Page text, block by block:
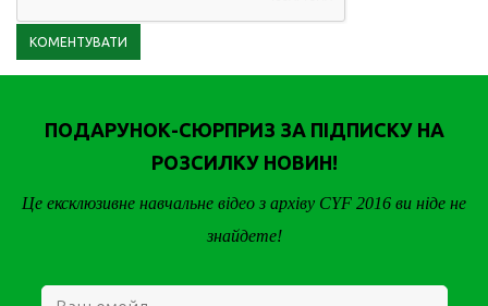
ПОДАРУНОК-СЮРПРИЗ ЗА ПІДПИСКУ НА
РОЗСИЛКУ НОВИН!
Це ексклюзивне навчальне відео з архіву CYF 2016 ви ніде не
знайдете!